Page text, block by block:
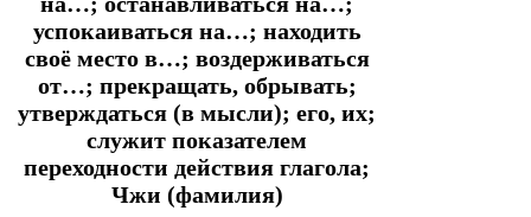
успокаиваться на…; находить
своё место в…; воздерживаться
от…; прекращать, обрывать;
утверждаться (в мысли); его, их;
служит показателем
переходности действия глагола;
Чжи (фамилия)